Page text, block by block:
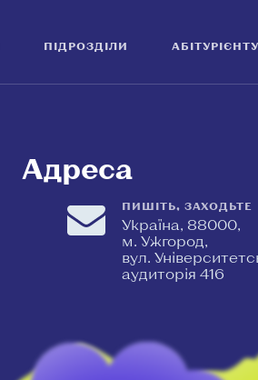
ПІДРОЗДІЛИ АБІТУРІЄНТУ
Адреса
ПИШІТЬ, ЗАХОДЬТЕ
Україна, 88000,
м. Ужгород,
вул.
аудиторія 416